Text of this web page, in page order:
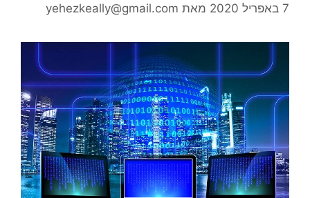
7 באפריל 2020 מאת yehezkeally@gmail.com